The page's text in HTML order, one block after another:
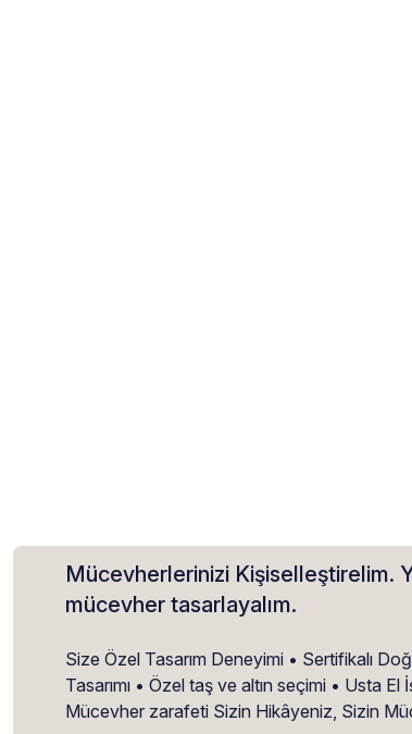
Mücevherlerinizi Kişiselleştirelim.
mücevher tasarlayalım.
Size Özel Tasarım Deneyimi • Sertifikalı
Tasarımı • Özel taş ve altın seçimi • Usta
Mücevher zarafeti Sizin Hikâyeniz, Sizin